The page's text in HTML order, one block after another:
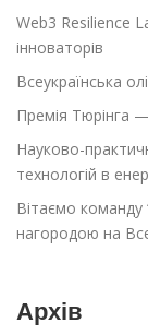
Web3 Resilience
інноваторів
Всеукраїнська
Премія Тюрінга
Науково-
технологій в
Вітаємо команду
нагородою на
Архів